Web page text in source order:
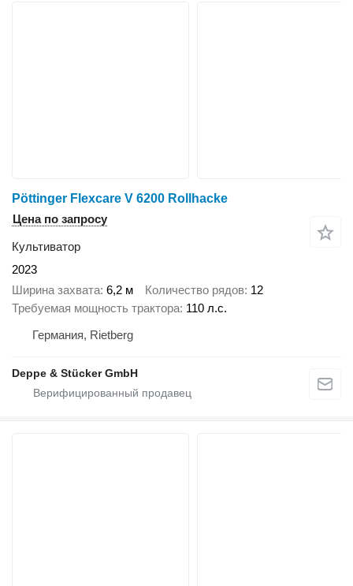
Pöttinger Flexcare V 6200 Rollhacke
Цена по запросу
Культиватор
2023
Ширина захвата 6,2 м Количество рядов 12
Требуемая мощность трактора 110 л.с.
Германия, Rietberg
Deppe & Stücker GmbH